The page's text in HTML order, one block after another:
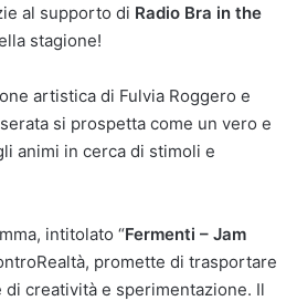
al supporto di Radio Bra in the
stagione!
artistica di Fulvia Roggero e
si prospetta come un vero e
animi in cerca di stimoli e
intitolato “Fermenti – Jam
promette di trasportare
creatività e sperimentazione. Il